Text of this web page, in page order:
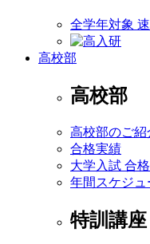
全学年対象
高校部
高校部
高校部のご紹
合格実績
大学入試 合
年間スケジュ
特訓講座